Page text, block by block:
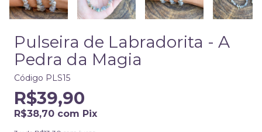
Pulseira de Labradorita - A
Pedra da Magia
Código PLS15
R$39,90
R$38,70 com Pix